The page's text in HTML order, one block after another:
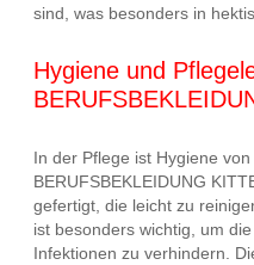
sind, was besonders in
Hygiene und
In der Pflege ist Hygiene
BERUFSBEKLEIDUNG
gefertigt, die leicht zu
ist besonders wichtig, um
Infektionen zu verhindern.